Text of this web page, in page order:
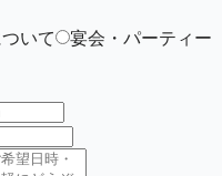
いて
宴会・パーティー